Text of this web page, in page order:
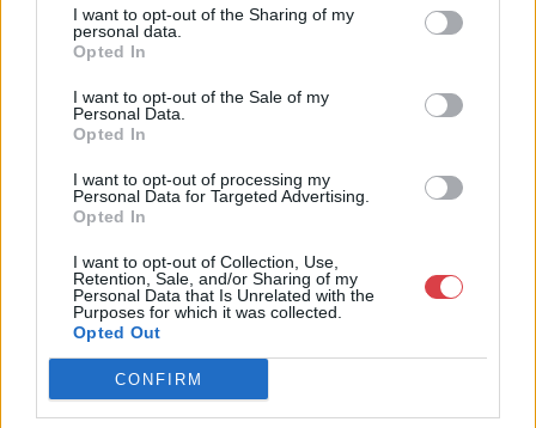
I want to opt-out of the Sharing of my
personal data.
Opted In
I want to opt-out of the Sale of my
Personal Data.
Opted In
I want to opt-out of processing my
Personal Data for Targeted Advertising.
Opted In
I want to opt-out of Collection, Use,
Retention, Sale, and/or Sharing of my
Personal Data that Is Unrelated with the
Purposes for which it was collected.
Opted Out
CONFIRM
aukcionálása. Exkluzív aukciók évente 3 alkalommal.
GALÉRIA TOVÁBBI MŰTÁRGYAI
KAPCSOLÓDÓ MŰTÁRGYAK